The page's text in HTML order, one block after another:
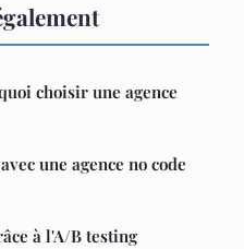
choisir une agence
une agence no code
à l'A/B testing